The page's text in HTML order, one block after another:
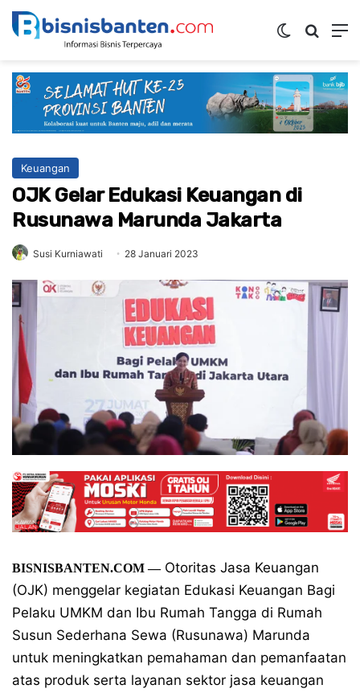
Switch skin
Keuangan
OJK Gelar Edukasi Keuangan di
Rusunawa Marunda Jakarta
Susi Kurniawati 28 Januari 2023
BISNISBANTEN.COM —Otoritas Jasa Keuangan
(OJK) menggelar kegiatan Edukasi Keuangan Bagi
Pelaku UMKM dan Ibu Rumah Tangga di Rumah
Susun Sederhana Sewa (Rusunawa) Marunda
untuk meningkatkan pemahaman dan pemanfaatan
atas produk serta layanan sektor jasa keuangan